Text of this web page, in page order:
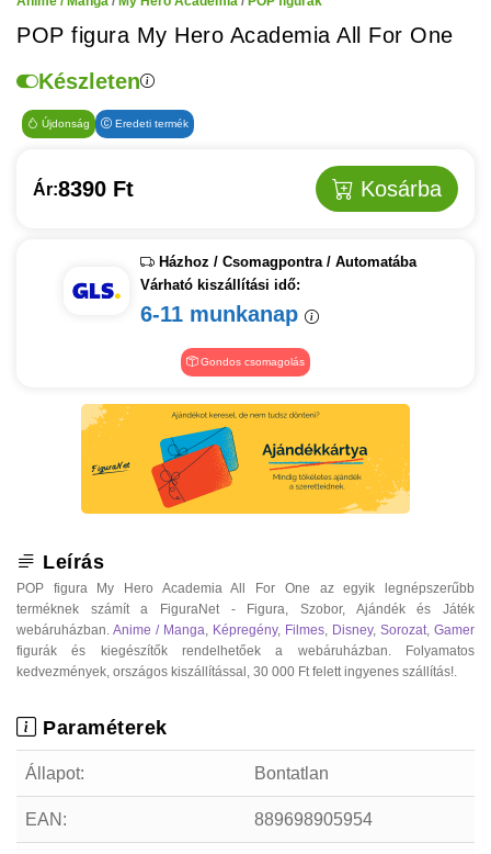
POP figura My Hero Academia All For One
Készleten
Újdonság Eredeti termék
Ár:8390 Ft Kosárba
Házhoz / Csomagpontra / Automatába
Várható kiszállítási idő:
6-11 munkanap
Gondos csomagolás
Leírás
POP figura My Hero Academia All For One az egyik legnépszerűbb
terméknek számít a FiguraNet - Figura, Szobor, Ajándék és Játék
webáruházban. Anime / Manga, Képregény, Filmes, Disney, Sorozat, Gamer
figurák és kiegészítők rendelhetőek a webáruházban. Folyamatos
kedvezmények, országos kiszállítással, 30 000 Ft felett ingyenes szállítás!.
Paraméterek
Állapot: Bontatlan
EAN: 889698905954